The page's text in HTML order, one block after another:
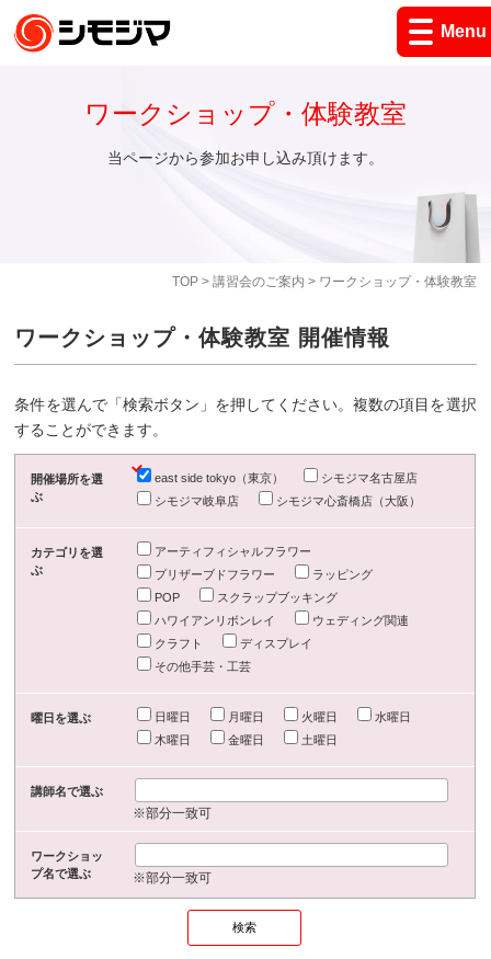
Menu
TOP> 講習会のご案内 > ワークショップ・体験教室
ワークショップ・体験教室
当ページから参加お申し込み頂けます。
ワークショップ・体験教室 開催情報
条件を選んで「検索ボタン」を押してください。複数の項目を選択
することができます。
開催場所を選
ぶ
east side tokyo（東京）
シモジマ名古屋店
シモジマ岐阜店
シモジマ心斎橋店（大阪）
カテゴリを選
ぶ
アーティフィシャルフラワー
プリザーブドフラワー
ラッピング
POP
スクラップブッキング
ハワイアンリボンレイ
ウェディング関連
クラフト
ディスプレイ
その他手芸・工芸
曜日を選ぶ 日曜日 月曜日 火曜日
水曜日
木曜日
金曜日 土曜日
講師名で選ぶ
※部分一致可
ワークショッ
プ名で選ぶ
※部分一致可